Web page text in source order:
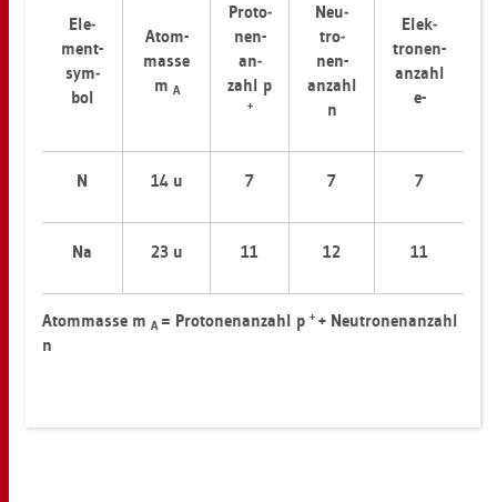
Ele­
ment-
sym­
bol
Atom-
masse
m A
Pro­to­
nen-
an­
zahl p
+
Neu­
tro­
nen-
an­zahl
n
Elek­
tro­nen-
an­zahl
e-
N 14 u 7 7 7
Na 23 u 11 12 11
Atom­mas­se m A = Pro­to­nen­an­zahl p + + Neu­tro­nen­an­zahl
n